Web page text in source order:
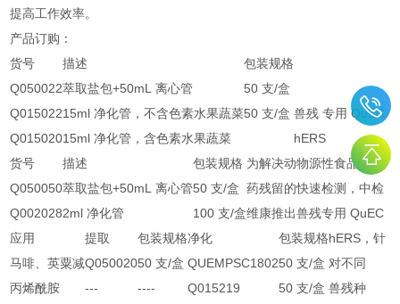
提高工作效率。
产品订购：
货号
描述
包装规格
Q050022萃取盐包+50mL离心管 50支/盒
Q01502215ml净化管，不含色素水果蔬菜50支/盒
Q01502015ml净化管，含色素水果蔬菜
货号
描述
包装规格
Q050050萃取盐包+50mL离心管50支/盒
Q0020282ml净化管 100支/盒
应用
提取 包装规格净化
包装规格
马啡、英粟减Q05002050支/盒 QUEMPSC180250支/盒
丙烯酰胺
--- ---- Q015219 50支/盒
兽残 专用 QuEC
hERS
为解决动物源性食品中兽
药残留的快速检测，中检
维康推出兽残专用QuEC
hERS ，针
对不同
兽残种